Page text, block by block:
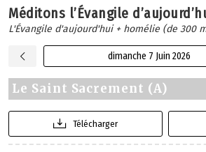
Méditons l’Évangile
L'Évangile d'aujourd'hui + homélie (de 300
dimanche 7 Juin 2026
Le Saint Sacrement (A)
Télécharger